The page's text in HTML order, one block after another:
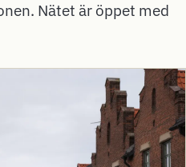
Nätet är öppet med